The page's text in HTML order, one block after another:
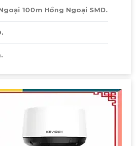
100m Hồng Ngoại SMD.